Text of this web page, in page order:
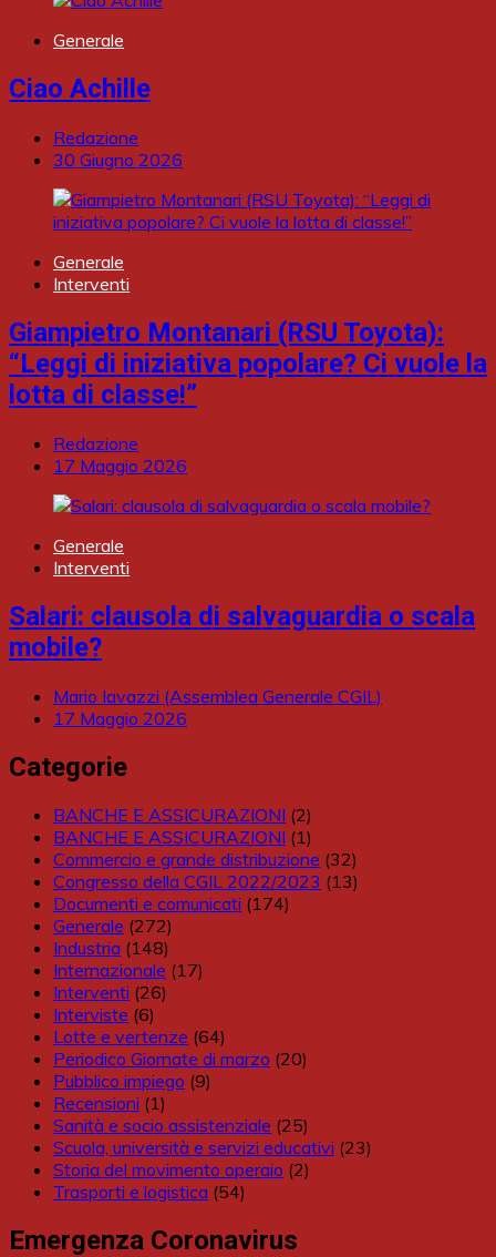
Generale
Ciao Achille
Redazione
30 Giugno 2026
Generale
Interventi
Giampietro Montanari (RSU Toyota):
“Leggi di iniziativa popolare? Ci vuole la
lotta di classe!”
Redazione
17 Maggio 2026
Generale
Interventi
Salari: clausola di salvaguardia o scala
mobile?
Mario Iavazzi (Assemblea Generale CGIL)
17 Maggio 2026
Categorie
BANCHE E ASSICURAZIONI (2)
BANCHE E ASSICURAZIONI (1)
Commercio e grande distribuzione (32)
Congresso della CGIL 2022/2023 (13)
Documenti e comunicati (174)
Generale (272)
Industria (148)
Internazionale (17)
Interventi (26)
Interviste (6)
Lotte e vertenze (64)
Periodico Giornate di marzo (20)
Pubblico impiego (9)
Recensioni (1)
Sanità e socio assistenziale (25)
Scuola, università e servizi educativi (23)
Storia del movimento operaio (2)
Trasporti e logistica (54)
Emergenza Coronavirus